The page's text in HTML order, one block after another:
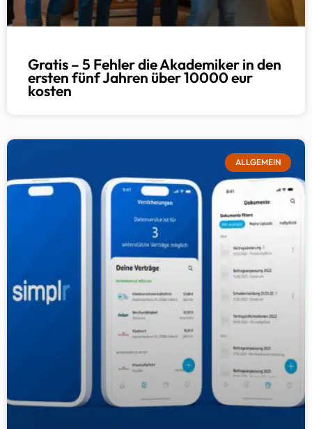
Gratis – 5 Fehler die Akademiker in den
ersten fünf Jahren über 10000 eur
kosten
ALLGEMEIN